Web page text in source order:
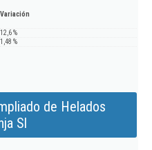
Variación
12,6 %
1,48 %
de Helados
Sl